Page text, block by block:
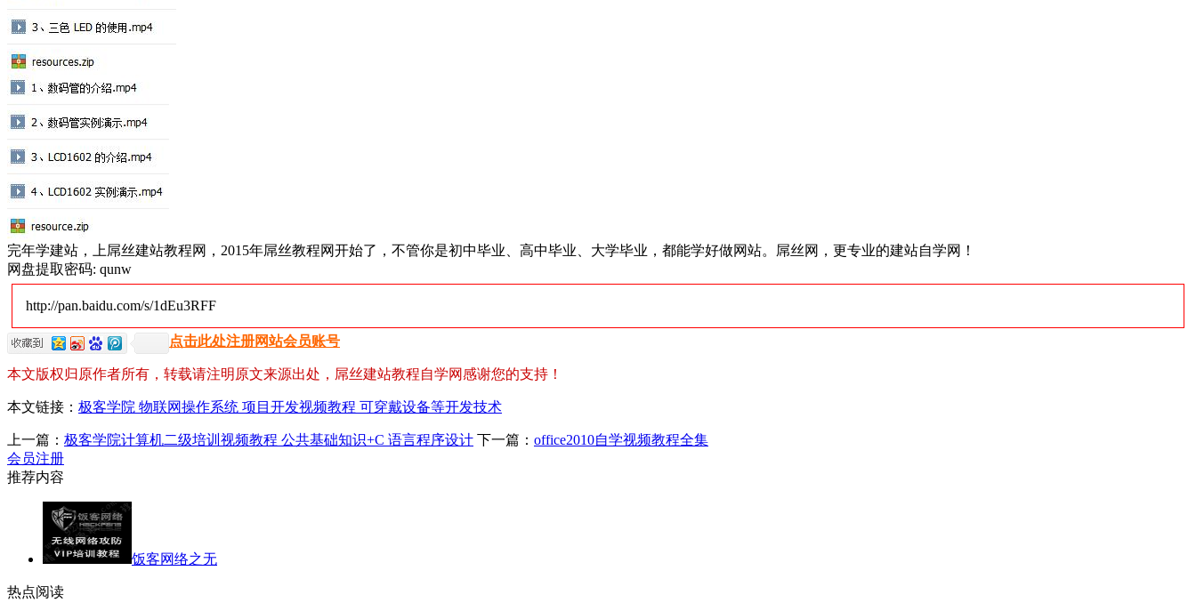
完年学建站，上屌丝建站教程网，2015年屌丝教程网开始了，不管你是初中毕业、高中毕业、大学毕业，都能学好做网站。屌丝网，更专业的建站自学网！
网盘提取密码: qunw
http://pan.baidu.com/s/1dEu3RFF
点击此处注册网站会员账号
本文版权归原作者所有，转载请注明原文来源出处，屌丝建站教程自学网感谢您的支持！
本文链接： 极客学院 物联网操作系统 项目开发视频教程 可穿戴设备等开发技术
上一篇： 极客学院计算机二级培训视频教程 公共基础知识+C 语言程序设计 下一篇： office2010自学视频教程全集
会员注册
推荐内容
饭客网络之无
热点阅读